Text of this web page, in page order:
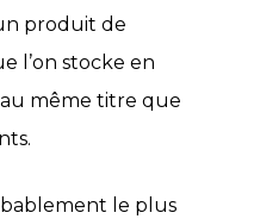
produit de
l’on stocke en
même titre que
le plus